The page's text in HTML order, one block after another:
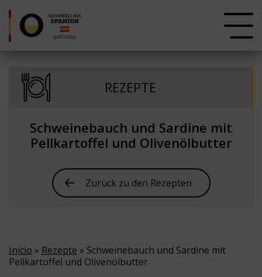
REZEPTE
Schweinebauch und Sardine mit
Pellkartoffel und Olivenölbutter
Zurück zu den Rezepten
Inicio » Rezepte » Schweinebauch und Sardine mit
Pellkartoffel und Olivenölbutter